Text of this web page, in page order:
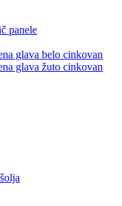
panele
glava belo cinkovan
glava žuto cinkovan